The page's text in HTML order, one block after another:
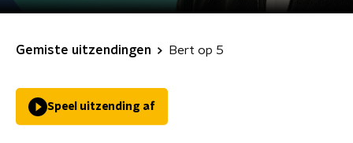
Gemiste uitzendingen Bert op 5
Speel uitzending af